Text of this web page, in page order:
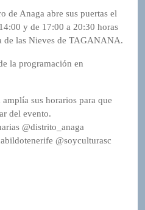
de Anaga abre sus puertas el
y de 17:00 a 20:30 horas
de las Nieves de TAGANANA.
la programación en
sus horarios para que
del evento.
@distrito_anaga
@soyculturasc